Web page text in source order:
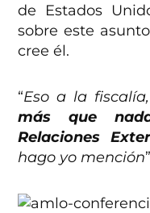
de Estados
sobre este
cree él.
“Eso a la
más que
Relaciones
hago yo mención